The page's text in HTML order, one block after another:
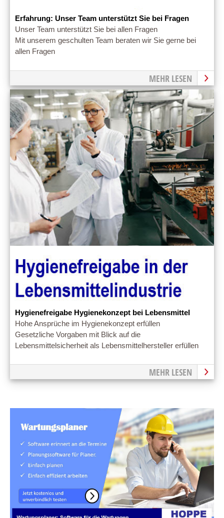
Erfahrung: Unser Team unterstützt Sie bei Fragen
Unser Team unterstützt Sie bei allen Fragen
Mit unserem geschulten Team beraten wir Sie gerne bei
allen Fragen
MEHR LESEN
Hygienefreigabe Hygienekonzept bei Lebensmittel
Hohe Ansprüche im Hygienekonzept erfüllen
Gesetzliche Vorgaben mit Blick auf die
Lebensmittelsicherheit als Lebensmittelhersteller erfüllen
MEHR LESEN